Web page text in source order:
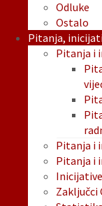
Odluke
Ostalo
Pitanja,
Pitanja i
Pitanja i
Pitanja i
Zaključci